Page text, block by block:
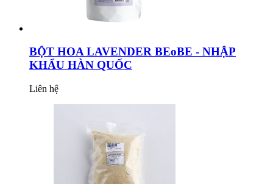
BỘT HOA LAVENDER BEoBE - NHẬP
KHẨU HÀN QUỐC
Liên hệ